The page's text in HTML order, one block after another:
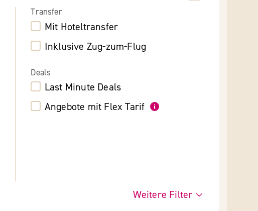
Transfer
Mit Hoteltransfer
Inklusive Zug-zum-Flug
Deals
Last Minute Deals
Angebote mit Flex Tarif
Weitere Filter